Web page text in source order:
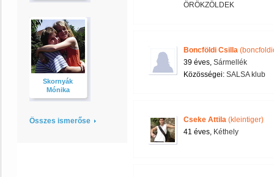
Skornyák
Mónika
Összes ismerőse
ÖRÖKZÖLDEK
Boncföldi Csilla
39 éves, Sármellék
Közösségei: SALSA klub
Cseke Attila (kleintiger)
41 éves, Kéthely